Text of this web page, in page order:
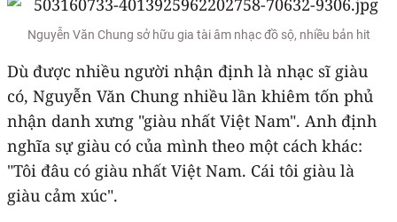
Nguyễn Văn Chung sở hữu gia tài âm nhạc đồ sộ, nhiều bản hit
Dù được nhiều người nhận định là nhạc sĩ giàu
có, Nguyễn Văn Chung nhiều lần khiêm tốn phủ
nhận danh xưng "giàu nhất Việt Nam". Anh định
nghĩa sự giàu có của mình theo một cách khác:
"Tôi đâu có giàu nhất Việt Nam. Cái tôi giàu là
giàu cảm xúc".